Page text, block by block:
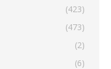
(423)
(473)
(2)
(6)